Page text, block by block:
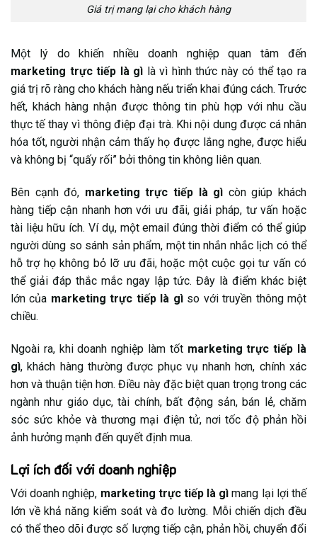
Giá trị mang lại cho khách hàng
Một lý do khiến nhiều doanh nghiệp quan tâm đến
marketing trực tiếp là gì là vì hình thức này có thể tạo ra
giá trị rõ ràng cho khách hàng nếu triển khai đúng cách. Trước
hết, khách hàng nhận được thông tin phù hợp với nhu cầu
thực tế thay vì thông điệp đại trà. Khi nội dung được cá nhân
hóa tốt, người nhận cảm thấy họ được lắng nghe, được hiểu
và không bị “quấy rối” bởi thông tin không liên quan.
Bên cạnh đó, marketing trực tiếp là gì còn giúp khách
hàng tiếp cận nhanh hơn với ưu đãi, giải pháp, tư vấn hoặc
tài liệu hữu ích. Ví dụ, một email đúng thời điểm có thể giúp
người dùng so sánh sản phẩm, một tin nhắn nhắc lịch có thể
hỗ trợ họ không bỏ lỡ ưu đãi, hoặc một cuộc gọi tư vấn có
thể giải đáp thắc mắc ngay lập tức. Đây là điểm khác biệt
lớn của marketing trực tiếp là gìso với truyền thông một
chiều.
Ngoài ra, khi doanh nghiệp làm tốt marketing trực tiếp là
gì, khách hàng thường được phục vụ nhanh hơn, chính xác
hơn và thuận tiện hơn. Điều này đặc biệt quan trọng trong các
ngành như giáo dục, tài chính, bất động sản, bán lẻ, chăm
sóc sức khỏe và thương mại điện tử, nơi tốc độ phản hồi
ảnh hưởng mạnh đến quyết định mua.
Lợi ích đối với doanh nghiệp
Với doanh nghiệp, marketing trực tiếp là gì mang lại lợi thế
lớn về khả năng kiểm soát và đo lường. Mỗi chiến dịch đều
có thể theo dõi được số lượng tiếp cận, phản hồi, chuyển đổi